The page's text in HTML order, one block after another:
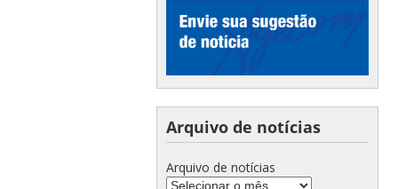
Arquivo de notícias
Arquivo de notícias